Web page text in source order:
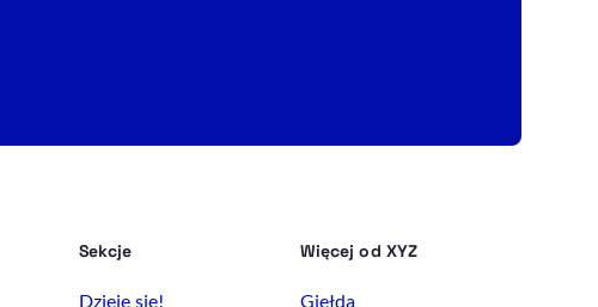
Sekcje
Dzieje się!
Więcej od XYZ
Giełda